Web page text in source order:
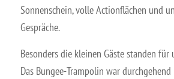
Sonnenschein, volle Actionflächen und
Gespräche.
Besonders die kleinen Gäste standen
Das Bungee-Trampolin war